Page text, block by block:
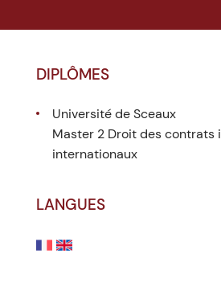
DIPLÔMES
Université de Sceaux
Master 2 Droit des contrats
internationaux
LANGUES